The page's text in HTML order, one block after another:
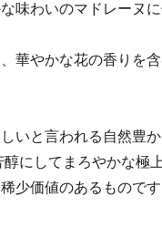
味わいのマドレーヌ
華やかな花の香りを
いと言われる自然豊
醇にしてまろやかな極
少価値のあるものです